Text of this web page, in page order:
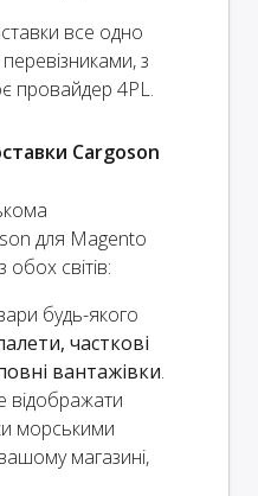
все одно
з
провайдер 4PL.
Cargoson
для Magento
світів:
будь-якого
часткові
вантажівки.
відображати
морськими
магазині,